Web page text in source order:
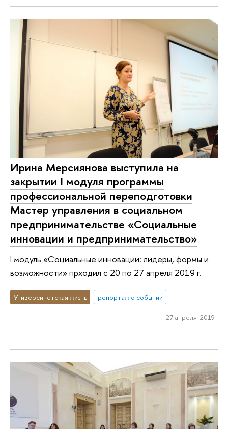
Ирина Мерсиянова выступила на
закрытии I модуля программы
профессиональной переподготовки
Мастер управления в социальном
предпринимательстве «Социальные
инновации и предпринимательство»
I модуль «Социальные инновации: лидеры, формы и
возможности» прходил с 20 по 27 апреля 2019 г.
Университетская жизнь репортаж о событии
27 апреля 2019